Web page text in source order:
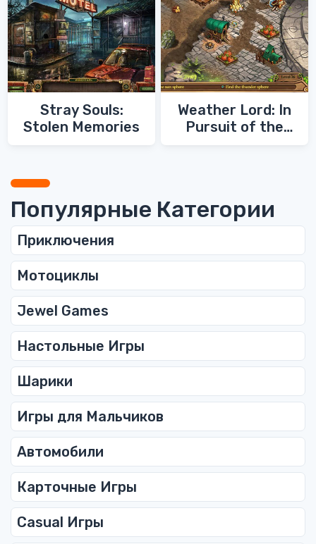
Stray Souls:
Stolen Memories
Weather Lord: In
Pursuit of the
Популярные Категории
Приключения
Мотоциклы
Jewel Games
Настольные Игры
Шарики
Игры для Мальчиков
Автомобили
Карточные Игры
Casual Игры